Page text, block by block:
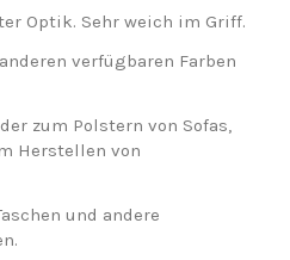
Optik. Sehr weich im Griff.
verfügbaren Farben
zum Polstern von Sofas,
Herstellen von
und andere